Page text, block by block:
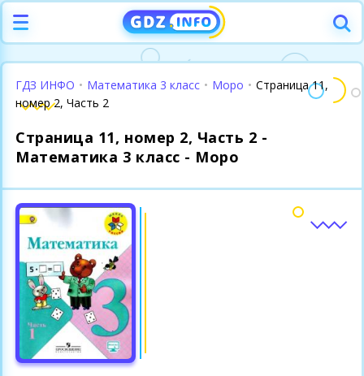
ГДЗ ИНФО • Математика 3 класс • Моро • Страница 11,
номер 2, Часть 2
Страница 11, номер 2, Часть 2 -
Математика 3 класс - Моро